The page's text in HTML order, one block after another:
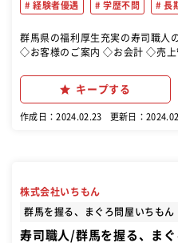
経験者優遇 学歴不問 長
群馬県の福利厚生充実の寿司職人
◇お客様のご案内 ◇お会計 ◇売上
になるような接客をお願いします
と言っていただければ最高
キープする
作成日：2024.02.23 更新日：
株式会社いちもん
群馬を握る、まぐろ問屋いちも
寿司職人/群馬を握る、ま